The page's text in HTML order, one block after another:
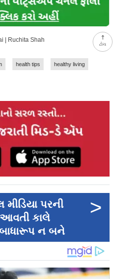
ટોચ
| Ruchita Shah
health tips healthy living
પરની
કાલે
બાધારૂપ ન બને
>